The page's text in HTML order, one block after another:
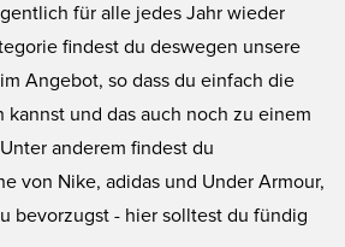
für alle jedes Jahr wieder
findest du deswegen unsere
Angebot, so dass du einfach die
kannst und das auch noch zu einem
anderem findest du
von Nike, adidas und Under Armour,
bevorzugst - hier solltest du fündig